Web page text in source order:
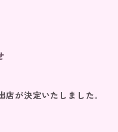
が決定いたしました。